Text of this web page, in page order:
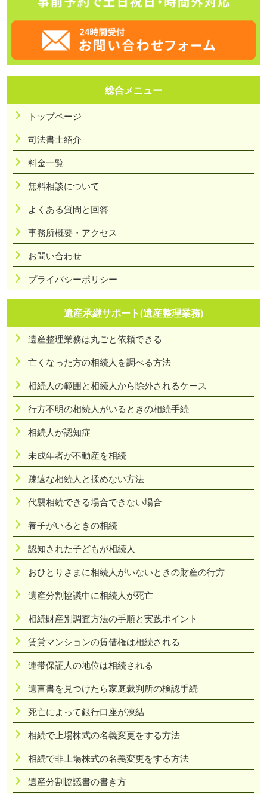
総合メニュー
トップページ
司法書士紹介
料金一覧
無料相談について
よくある質問と回答
事務所概要・アクセス
お問い合わせ
プライバシーポリシー
遺産承継サポート(遺産整理業務)
遺産整理業務は丸ごと依頼できる
亡くなった方の相続人を調べる方法
相続人の範囲と相続人から除外されるケース
行方不明の相続人がいるときの相続手続
相続人が認知症
未成年者が不動産を相続
疎遠な相続人と揉めない方法
代襲相続できる場合できない場合
養子がいるときの相続
認知された子どもが相続人
おひとりさまに相続人がいないときの財産の行方
遺産分割協議中に相続人が死亡
相続財産別調査方法の手順と実践ポイント
賃貸マンションの賃借権は相続される
連帯保証人の地位は相続される
遺言書を見つけたら家庭裁判所の検認手続
死亡によって銀行口座が凍結
相続で上場株式の名義変更をする方法
相続で非上場株式の名義変更をする方法
遺産分割協議書の書き方